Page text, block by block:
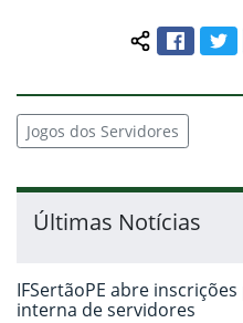
Facebook
Jogos dos Servidores
Últimas Notícias
IFSertãoPE abre
interna de servidores